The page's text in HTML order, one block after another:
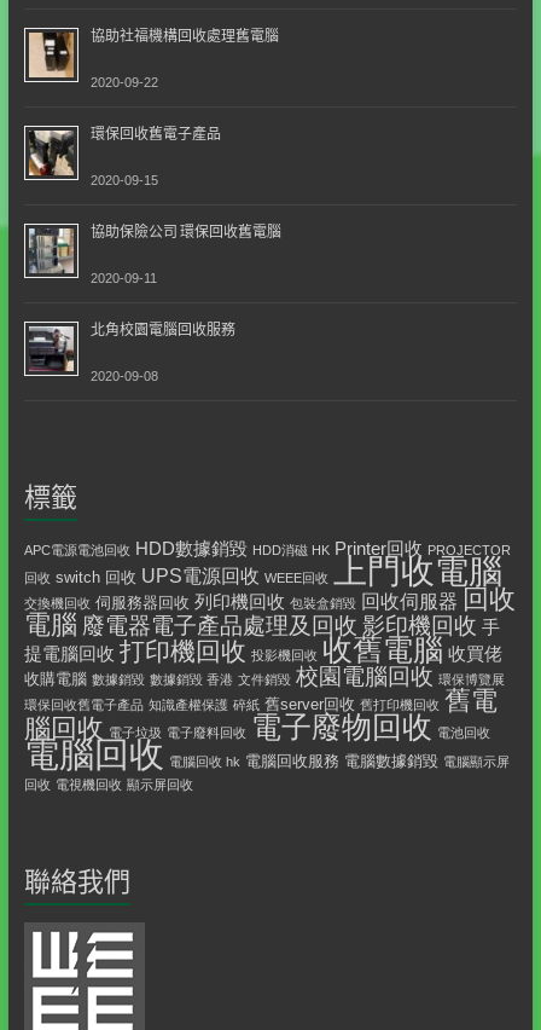
協助社福機構回收處理舊電腦
2020-09-22
環保回收舊電子產品
2020-09-15
協助保險公司 環保回收舊電腦
2020-09-11
北角校園電腦回收服務
2020-09-08
標籤
APC電源電池回收 HDD數據銷毀 HDD消磁 HK Printer回收 PROJECTOR
回收 switch 回收 UPS電源回收 WEEE回收 上門收電腦
交換機回收 伺服務器回收 列印機回收 包裝盒銷毀 回收伺服器 回收
電腦 廢電器電子產品處理及回收 影印機回收 手
提電腦回收 打印機回收 投影機回收 收舊電腦 收買佬
收購電腦 數據銷毀 數據銷毀 香港 文件銷毀 校園電腦回收 環保博覽展
環保回收舊電子產品 知識產權保護 碎紙 舊server回收 舊打印機回收 舊電
腦回收 電子垃圾 電子廢料回收 電子廢物回收 電池回收
電腦回收 電腦回收 hk 電腦回收服務 電腦數據銷毀 電腦顯示屏
回收 電視機回收 顯示屏回收
聯絡我們